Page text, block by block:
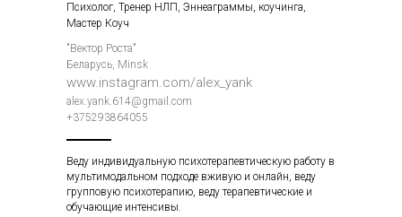
Психолог, Тренер НЛП, Эннеаграммы, коучинга,
Мастер Коуч
"Вектор Роста"
Беларусь, Minsk
www.instagram.com/alex_yank
alex.yank.614@gmail.com
+375293864055
Веду индивидуальную психотерапевтическую работу в
мультимодальном подходе вживую и онлайн, веду
групповую психотерапию, веду терапевтические и
обучающие интенсивы.